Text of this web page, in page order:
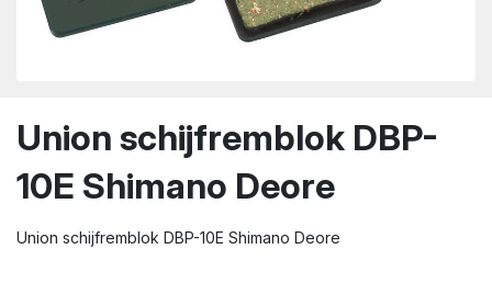
Union schijfremblok DBP-
10E Shimano Deore
Union schijfremblok DBP-10E Shimano Deore